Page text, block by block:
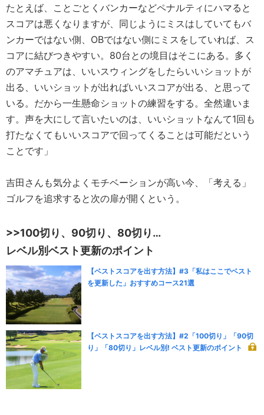
たとえば、ことごとくバンカーなどペナルティにハマると
スコアは悪くなりますが、同じようにミスはしていてもバ
ンカーではない側、OBではない側にミスをしていれば、ス
コアに結びつきやすい。80台との境目はそこにある。多く
のアマチュアは、いいスウィングをしたらいいショットが
出る、いいショットが出ればいいスコアが出る、と思って
いる。だから一生懸命ショットの練習をする。全然違いま
す。声を大にして言いたいのは、いいショットなんて1回も
打たなくてもいいスコアで回ってくることは可能だという
ことです」
吉田さんも気分よくモチベーションが高い今、「考える」
ゴルフを追求すると次の扉が開くという。
>>100切り、90切り、80切り…
レベル別ベスト更新のポイント
【ベストスコアを出す方法】#3「私はここでベスト
を更新した」おすすめコース21選
【ベストスコアを出す方法】#2「100切り」「90切
り」「80切り」レベル別! ベスト更新のポイント